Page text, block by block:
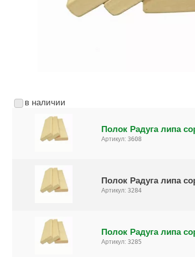
в наличии
Полок Радуга липа
Артикул: 3608
Полок Радуга липа
Артикул: 3284
Полок Радуга липа
Артикул: 3285